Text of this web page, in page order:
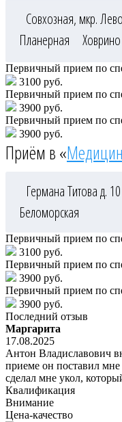
Совхозная, мкр.
Планерная
Ховрино
Первичный прием по
3100 руб.
Первичный прием по
3900 руб.
Первичный прием по
3900 руб.
Приём в «
Германа Титова д. 10
Беломорская
Первичный прием по
3100 руб.
Первичный прием по
3900 руб.
Первичный прием по
3900 руб.
Последний отзыв
Маргарита
17.08.2025
Антон Владиславович
приеме он поставил
сделал мне укол,
Квалификация
Внимание
Цена-качество